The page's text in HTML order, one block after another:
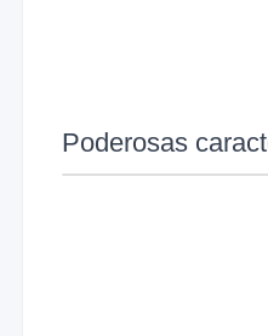
Poderosas